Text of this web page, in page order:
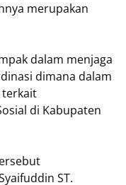
merupakan
dalam menjaga
dimana dalam
terkait
di Kabupaten
ST.